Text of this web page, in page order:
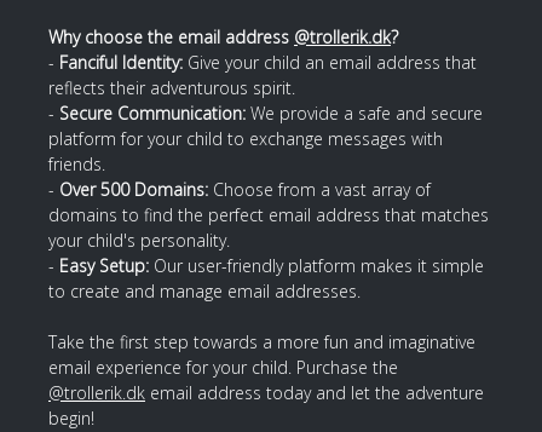
Why choose the email address @trollerik.dk?
- Fanciful Identity: Give your child an email address that
reflects their adventurous spirit.
- Secure Communication: We provide a safe and secure
platform for your child to exchange messages with
friends.
- Over 500 Domains: Choose from a vast array of
domains to find the perfect email address that matches
your child's personality.
- Easy Setup: Our user-friendly platform makes it simple
to create and manage email addresses.
Take the first step towards a more fun and imaginative
email experience for your child. Purchase the
@trollerik.dk email address today and let the adventure
begin!